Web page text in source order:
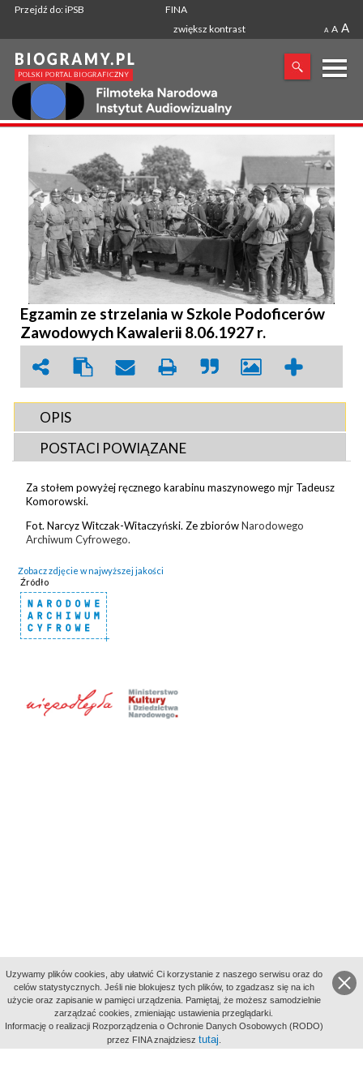
Przejdź do: iPSB
FINA
zwiększ kontrast
A A A
X
SZUKANA FRAZA
Egzamin ze strzelania w Szkole Podoficerów
Zawodowych Kawalerii 8.06.1927 r.
OPIS
POSTACI POWIĄZANE
Za stołem powyżej ręcznego karabinu maszynowego mjr Tadeusz
Komorowski.
Fot. Narcyz Witczak-Witaczyński. Ze zbiorówNarodowego
Archiwum Cyfrowego.
Zobacz zdjęcie w najwyższej jakości
Źródło
aktywności
Uzywamy plików cookies, aby ułatwić Ci korzystanie z naszego serwisu oraz do
celów statystycznych. Jeśli nie blokujesz tych plików, to zgadzasz się na ich
użycie oraz zapisanie w pamięci urządzenia. Pamiętaj, że możesz samodzielnie
zarządzać cookies, zmieniając ustawienia przeglądarki.
Informację o realizacji Rozporządzenia o Ochronie Danych Osobowych (RODO)
przez FINA znajdziesz tutaj